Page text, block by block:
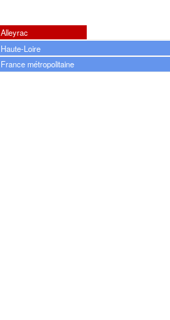
Alleyrac
Haute-Loire
France métropolitaine